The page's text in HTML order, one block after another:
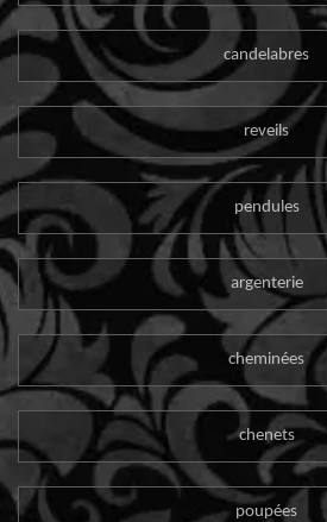
candelabres
reveils
pendules
argenterie
cheminées
chenets
poupées